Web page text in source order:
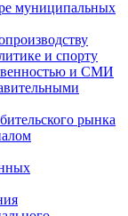
муниципальных
и спорту
и СМИ
рынка